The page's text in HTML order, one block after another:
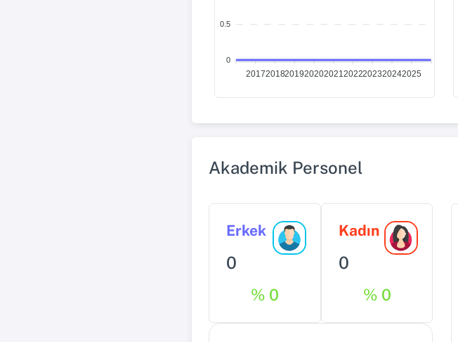
0.5
0
201720182019202020212022202320242025
Akademik Personel
Erkek
0
% 0
Kadın
0
% 0